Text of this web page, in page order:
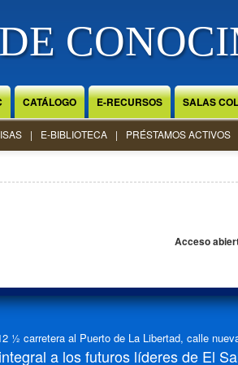
CATÁLOGO E-RECURSOS SALAS
E-BIBLIOTECA PRÉSTAMOS ACTIVOS
Acceso
½ carretera al Puerto de La Libertad, calle
a los futuros líderes de El